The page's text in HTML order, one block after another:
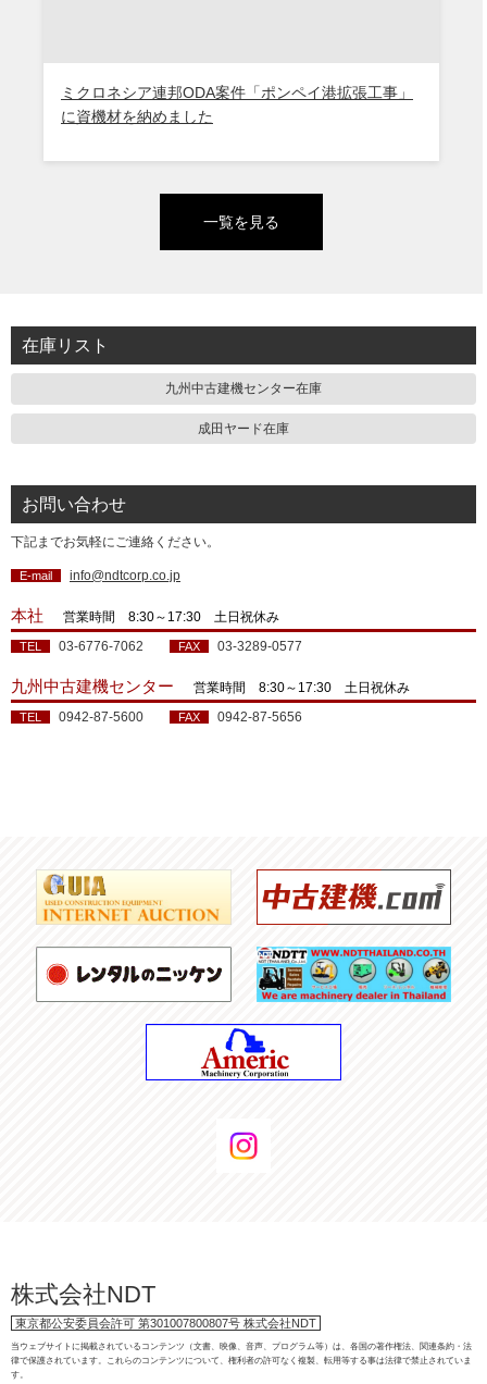
ミクロネシア連邦ODA案件「ポンペイ港拡張工事」
に資機材を納めました
一覧を見る
在庫リスト
九州中古建機センター在庫
成田ヤード在庫
お問い合わせ
下記までお気軽にご連絡ください。
E-mail info@ndtcorp.co.jp
本社 営業時間 8:30～17:30 土日祝休み
TEL 03-6776-7062 FAX 03-3289-0577
九州中古建機センター 営業時間 8:30～17:30 土日祝休み
TEL 0942-87-5600 FAX 0942-87-5656
株式会社NDT
東京都公安委員会許可 第301007800807号 株式会社NDT
当ウェブサイトに掲載されているコンテンツ（文書、映像、音声、プログラム等）は、各国の著作権法、関連条約・法
律で保護されています。これらのコンテンツについて、権利者の許可なく複製、転用等する事は法律で禁止されていま
す。